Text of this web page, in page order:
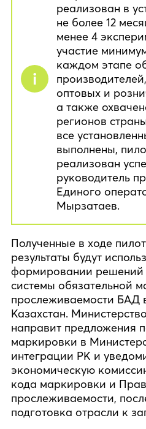
реализован в
не более 12
менее 4
участие
каждом этапе
оптовых и
а также
регионов
все
выполнены,
реализован
руководитель
Единого
Мырзатаев.
Полученные в ходе
результаты будут
формировании решений
системы обязательной
прослеживаемости БАД
Казахстан.
направит предложения
маркировки в
интеграции РК и
экономическую
кода маркировки и
прослеживаемости,
подготовка отрасли к